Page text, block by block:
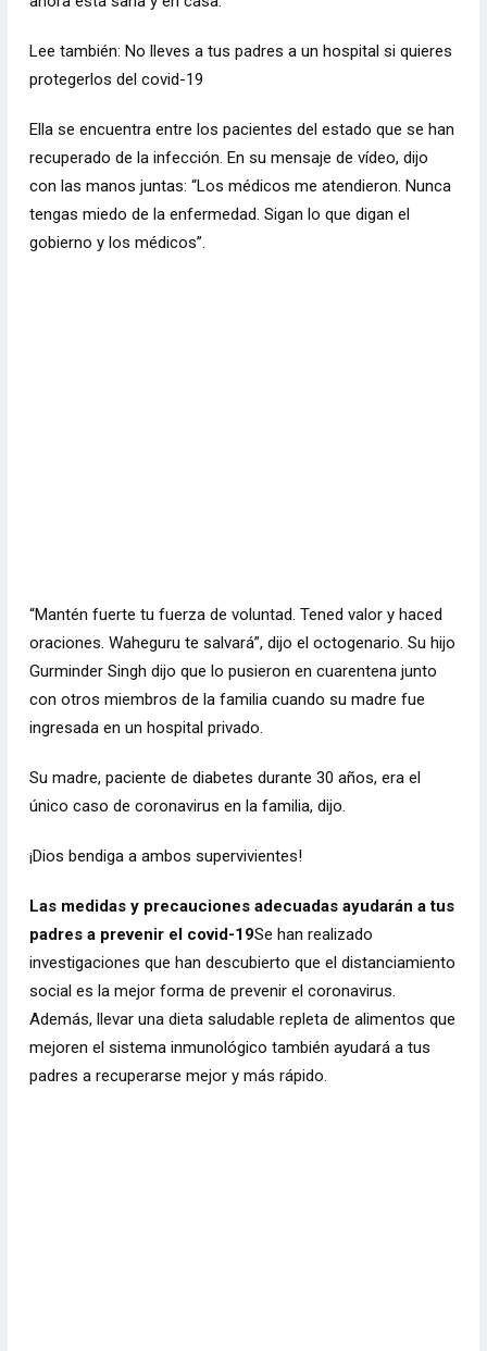
Lee también: No lleves a tus padres a un hospital si quieres
protegerlos del covid-19
Ella se encuentra entre los pacientes del estado que se han
recuperado de la infección. En su mensaje de vídeo, dijo
con las manos juntas: “Los médicos me atendieron. Nunca
tengas miedo de la enfermedad. Sigan lo que digan el
gobierno y los médicos”.
“Mantén fuerte tu fuerza de voluntad. Tened valor y haced
oraciones. Waheguru te salvará”, dijo el octogenario. Su hijo
Gurminder Singh dijo que lo pusieron en cuarentena junto
con otros miembros de la familia cuando su madre fue
ingresada en un hospital privado.
Su madre, paciente de diabetes durante 30 años, era el
único caso de coronavirus en la familia, dijo.
¡Dios bendiga a ambos supervivientes!
Las medidas y precauciones adecuadas ayudarán a tus
padres a prevenir el covid-19Se han realizado
investigaciones que han descubierto que el distanciamiento
social es la mejor forma de prevenir el coronavirus.
Además, llevar una dieta saludable repleta de alimentos que
mejoren el sistema inmunológico también ayudará a tus
padres a recuperarse mejor y más rápido.